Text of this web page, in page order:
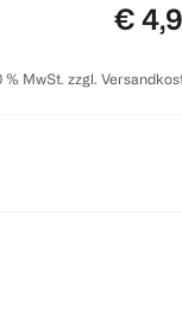
€
% MwSt. zzgl.